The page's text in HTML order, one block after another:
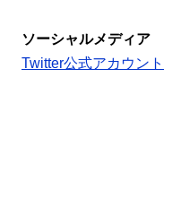
ソーシャルメディア
Twitter公式アカウント